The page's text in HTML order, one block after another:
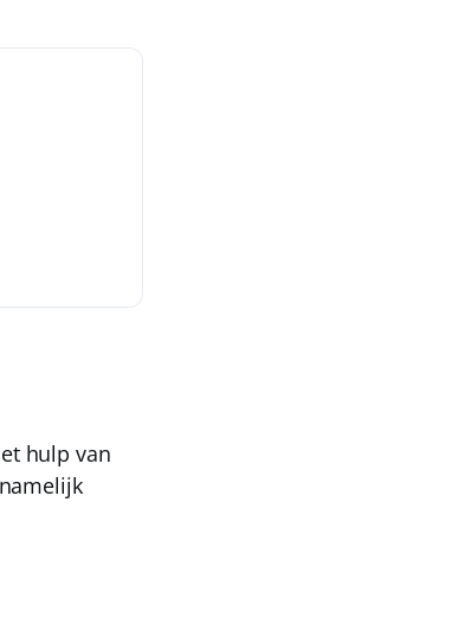
hulp van